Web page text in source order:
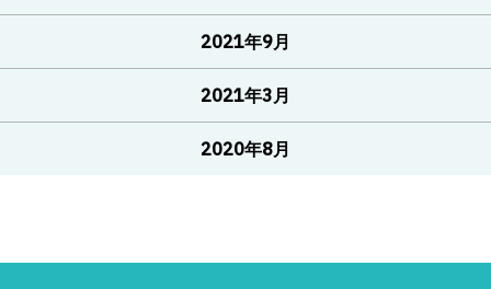
2021年9月
2021年3月
2020年8月